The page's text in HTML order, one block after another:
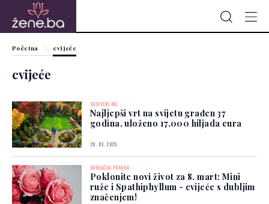
Početna cvijeće
cvijeće
SKRIVENI RAJ
Najljepši vrt na svijetu građen 37
godina, uloženo 17.000 hiljada eura
26. 03. 2025.
DRUGAČIJA PORUKA
Poklonite novi život za 8. mart: Mini
ruže i Spathiphyllum - cvijeće s dubljim
značenjem!